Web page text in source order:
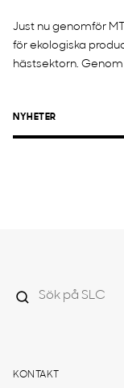
Just nu genomför
för ekologiska
hästsektorn.
NYHETER
KONTAKT